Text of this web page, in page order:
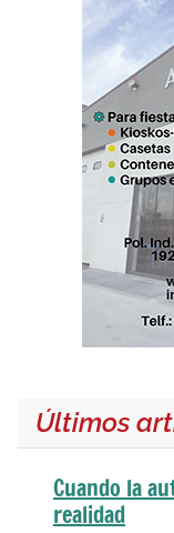
Últimos
Cuando la
realidad